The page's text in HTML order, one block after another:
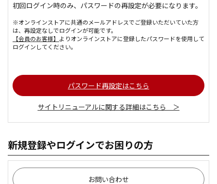
初回ログイン時のみ、パスワードの再設定が必要になります。
※オンラインストアに共通のメールアドレスでご登録いただいていた方
は、再設定なしでログインが可能です。
【会員のお客様】 よりオンラインストアに登録したパスワードを使用して
ログインしてください。
パスワード再設定はこちら
サイトリニューアルに関する詳細はこちら ＞
新規登録やログインでお困りの方
お問い合わせ